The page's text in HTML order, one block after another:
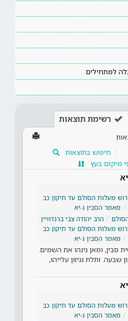
למתחילים
רשימת תוצאות
חיפוש בתוצאות
מיקום בעץ
מעלות הסולם עד תיקון כב
מאמר הסבין ג-יא
הרב יהודה צבי ברנדוויין
מעלות הסולם עד תיקון כב
מאמר הסבין ג-יא
סבין, ומאן נינהו את השמים.
שבעה. ותלת גניזון עלייהו,
מעלות הסולם עד תיקון כב
מאמר הסבין ג-יא